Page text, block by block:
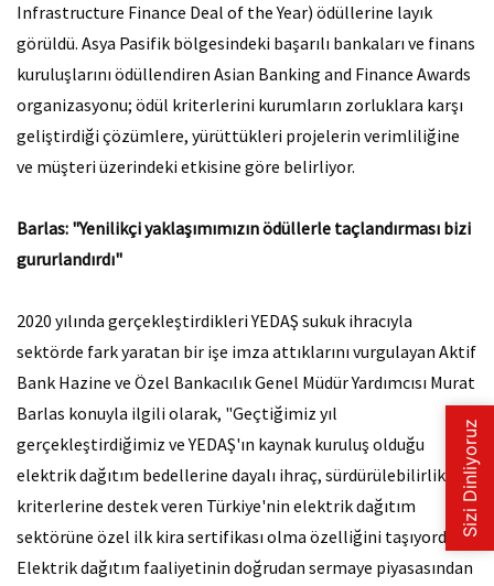
Infrastructure Finance Deal of the Year) ödüllerine layık
görüldü. Asya Pasifik bölgesindeki başarılı bankaları ve finans
kuruluşlarını ödüllendiren Asian Banking and Finance Awards
organizasyonu; ödül kriterlerini kurumların zorluklara karşı
geliştirdiği çözümlere, yürüttükleri projelerin verimliliğine
ve müşteri üzerindeki etkisine göre belirliyor.
Barlas: "Yenilikçi yaklaşımımızın ödüllerle taçlandırması bizi
gururlandırdı"
2020 yılında gerçekleştirdikleri YEDAŞ sukuk ihracıyla
sektörde fark yaratan bir işe imza attıklarını vurgulayan Aktif
Bank Hazine ve Özel Bankacılık Genel Müdür Yardımcısı Murat
Barlas konuyla ilgili olarak, "Geçtiğimiz yıl
gerçekleştirdiğimiz ve YEDAŞ'ın kaynak kuruluş olduğu
elektrik dağıtım bedellerine dayalı ihraç, sürdürülebilirlik
kriterlerine destek veren Türkiye'nin elektrik dağıtım
sektörüne özel ilk kira sertifikası olma özelliğini taşıyordu.
Elektrik dağıtım faaliyetinin doğrudan sermaye piyasasından